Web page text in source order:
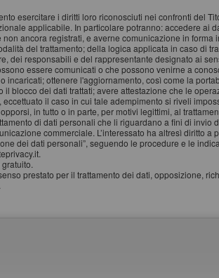
esercitare i diritti loro riconosciuti nei confronti del
applicabile. In particolare potranno: accedere ai
ancora registrati, e averne comunicazione in forma
del trattamento; della logica applicata in caso di
dei responsabili e del rappresentante designato ai
essere comunicati o che possono venirne a
ottenere l'aggiornamento, così come la
blocco dei dati trattati; avere attestazione che le
il caso in cui tale adempimento si riveli
in tutto o in parte, per motivi legittimi, al
di dati personali che li riguardano a fini di invio
commerciale. L’interessato ha altresì diritto a
dei dati personali”, seguendo le procedure e le
prestato per il trattamento dei dati, opposizione,